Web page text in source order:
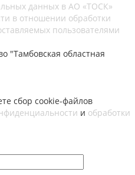
данных в АО «ТОСК»
в отношении обработки
пользователями
"Тамбовская областная
сбор cookie-файлов
и обработки